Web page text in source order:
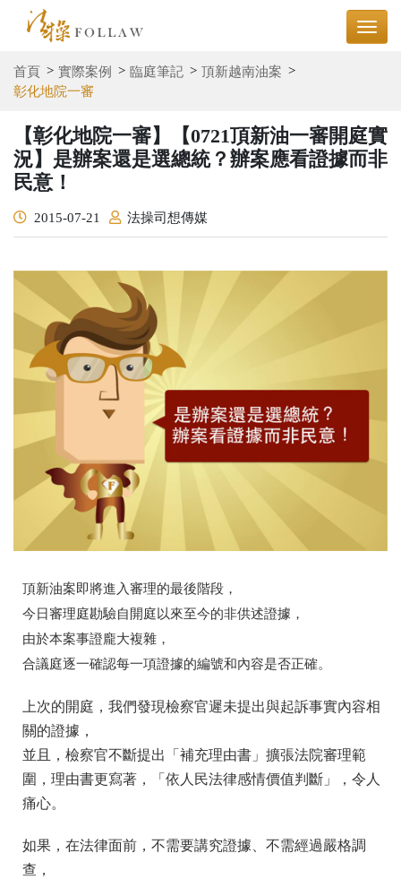
首頁 實際案例 臨庭筆記
頂新越南油案
彰化地院一審
【彰化地院一審】【0721頂新油一審開庭實
況】是辦案還是選總統？辦案應看證據而非
民意！
2015-07-21 法操司想傳媒
頂新油案即將進入審理的最後階段，
今日審理庭勘驗自開庭以來至今的非供述證據，
由於本案事證龐大複雜，
合議庭逐一確認每一項證據的編號和內容是否正確。
上次的開庭，我們發現檢察官遲未提出與起訴事實內容相
關的證據，
並且，檢察官不斷提出「補充理由書」擴張法院審理範
圍， 理由書更寫著，「依人民法律感情價值判斷」，令人
痛心。
如果，在法律面前，不需要講究證據、不需經過嚴格調
查，